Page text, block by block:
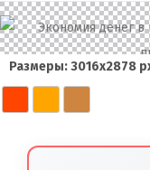
Фото без фона
Контакты
Размеры: 3016х2878